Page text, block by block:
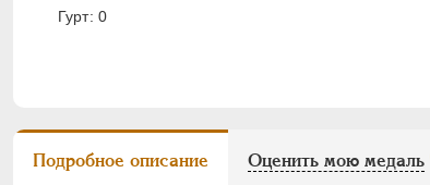
Гурт: 0
Подробное описание Оценить мою медаль